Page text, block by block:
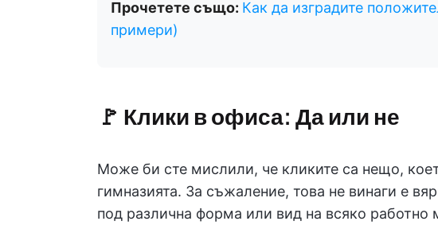
Прочетете също: Как да изградите
примери)
🚩 Клики в офиса: Да или не
Може би сте мислили, че кликите са нещо,
гимназията. За съжаление, това не винаги е
под различна форма или вид на всяко работно